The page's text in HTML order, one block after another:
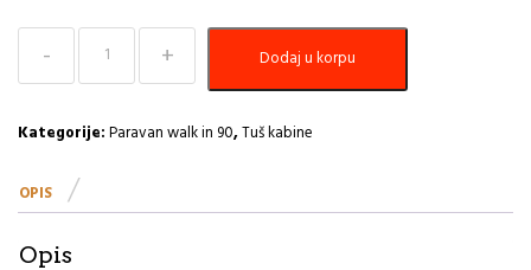
Tuš
Kabina
Walk
90cm
Crna
Rocco
Dodaj u korpu
Kategorije:Paravan walk in 90,Tuš kabine
OPIS
Opis